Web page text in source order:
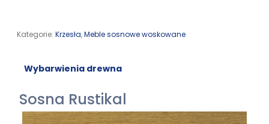
Kategorie: Krzesła,Meble sosnowe woskowane
Wybarwienia drewna
Sosna Rustikal